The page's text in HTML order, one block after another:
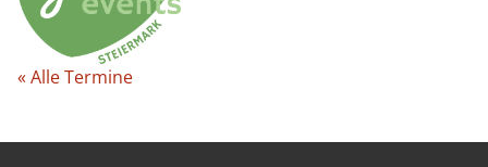
« Alle Termine